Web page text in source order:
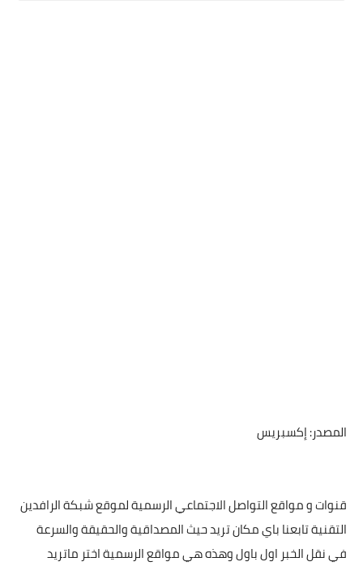
المصدر: إكسبريس
قنواتو مواقع التواصل الاجتماعي الرسمية لموقع شبكة الرافدين
التقنية تابعنا باي مكان تريد حيث المصداقية والحقيقة والسرعة
في نقل الخبر اول باول وهذه هي مواقع الرسمية اختر ماتريد